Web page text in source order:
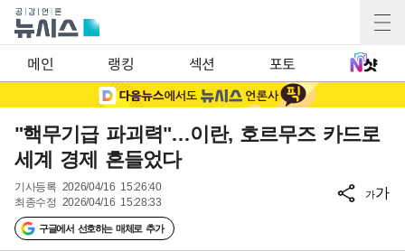
메인 랭킹 섹션 포토
"핵무기급 파괴력"…이란, 호르무즈 카드로
세계 경제 흔들었다
기사등록 2026/04/16 15:26:40
최종수정 2026/04/16 15:28:33
구글에서 선호하는 매체로 추가
가가